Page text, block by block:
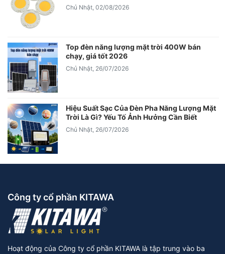
Chủ Nhật, 02/08/2026
Top đèn năng lượng mặt trời 400W bán
chạy, giá tốt 2026
Chủ Nhật, 26/07/2026
Hiệu Suất Sạc Của Đèn Pha Năng Lượng Mặt
Trời Là Gì? Yếu Tố Ảnh Hưởng Cần Biết
Chủ Nhật, 26/07/2026
Công ty cổ phần KITAWA
Hoạt động của Công ty cổ phần KITAWA là tập trung vào ba